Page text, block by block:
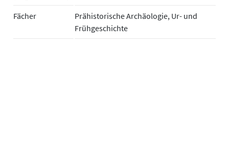
Fächer
Prähistorische Archäologie, Ur- und
Frühgeschichte